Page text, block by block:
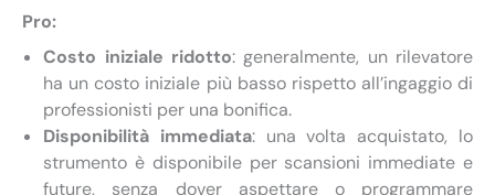
Pro:
Costo iniziale ridotto: generalmente, un rilevatore
ha un costo iniziale più basso rispetto all’ingaggio di
professionisti per una bonifica.
Disponibilità immediata: una volta acquistato, lo
strumento è disponibile per scansioni immediate e
future, senza dover aspettare o programmare